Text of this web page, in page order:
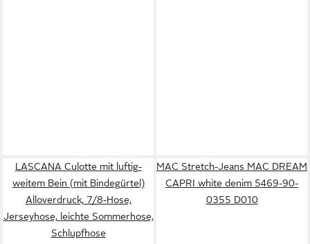
LASCANA Culotte mit luftig-
weitem Bein (mit Bindegürtel)
Alloverdruck, 7/8-Hose,
Jerseyhose, leichte Sommerhose,
Schlupfhose
MAC Stretch-Jeans MAC DREAM
CAPRI white denim 5469-90-
0355 D010